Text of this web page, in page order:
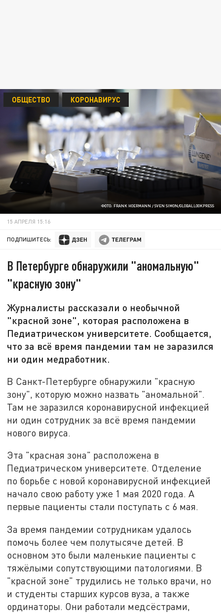
ФОТО: FRANK HOERMANN / SVEN SIMON/GLOBALLOOKPRESS
ОБЩЕСТВО КОРОНАВИРУС
15 АПРЕЛЯ 15:16
ПОДПИШИТЕСЬ:
В Петербурге обнаружили "аномальную"
"красную зону"
Журналисты рассказали о необычной
"красной зоне", которая расположена в
Педиатрическом университете. Сообщается,
что за всё время пандемии там не заразился
ни один медработник.
В Санкт-Петербурге обнаружили "красную
зону", которую можно назвать "аномальной".
Там не заразился коронавирусной инфекцией
ни один сотрудник за всё время пандемии
нового вируса.
Эта "красная зона" расположена в
Педиатрическом университете. Отделение
по борьбе с новой коронавирусной инфекцией
начало свою работу уже 1 мая 2020 года. А
первые пациенты стали поступать с 6 мая.
За время пандемии сотрудникам удалось
помочь более чем полутысяче детей. В
основном это были маленькие пациенты с
тяжёлыми сопутствующими патологиями. В
"красной зоне" трудились не только врачи, но
и студенты старших курсов вуза, а также
ординаторы. Они работали медсёстрами,